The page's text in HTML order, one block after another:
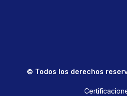
© Todos los derechos